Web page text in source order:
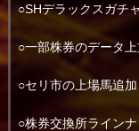
○SHデラックスガチ
○一部株券のデータ
○セリ市の上場馬追加
○株券交換所ライン